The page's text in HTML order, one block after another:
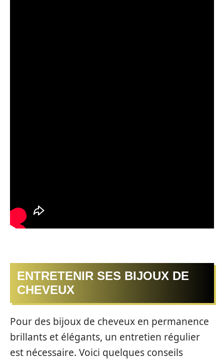
ENTRETENIR SES BIJOUX DE
CHEVEUX
Pour des bijoux de cheveux en permanence
brillants et élégants, un entretien régulier
est nécessaire. Voici quelques conseils